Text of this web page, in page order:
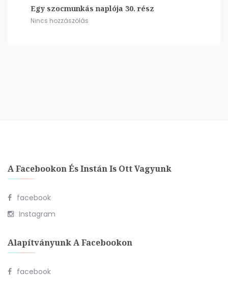
Egy szocmunkás naplója 30. rész
Nincs hozzászólás
A Facebookon És Instán Is Ott Vagyunk
facebook
Instagram
Alapítványunk A Facebookon
facebook